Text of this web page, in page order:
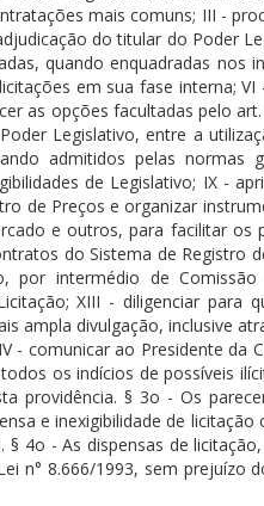
mais comuns; III -
do titular do Poder
quando enquadradas nos
em sua fase interna;
as opções facultadas pelo
Legislativo, entre a
admitidos pelas
de Legislativo; IX -
de Preços e organizar
e outros, para facilitar os
do Sistema de Registro
por intermédio de
XIII - diligenciar para
ampla divulgação, inclusive
- comunicar ao Presidente da
os indícios de possíveis
providência. § 3o - Os
e inexigibilidade de
§ 4o - As dispensas de
n° 8.666/1993, sem prejuízo